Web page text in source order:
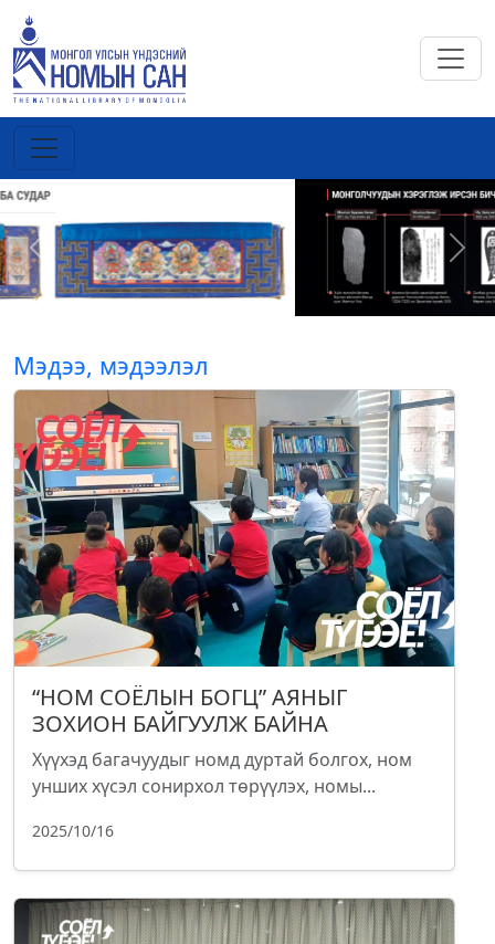
Previous Next
Мэдээ, мэдээлэл
“НОМ СОЁЛЫН БОГЦ” АЯНЫГ
ЗОХИОН БАЙГУУЛЖ БАЙНА
Хүүхэд багачуудыг номд дуртай болгох, ном
унших хүсэл сонирхол төрүүлэх, номы...
2025/10/16